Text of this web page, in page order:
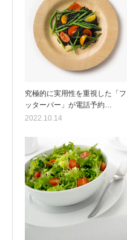
究極的に実用性を重視した「フ
ッターバー」が電話予約…
2022.10.14